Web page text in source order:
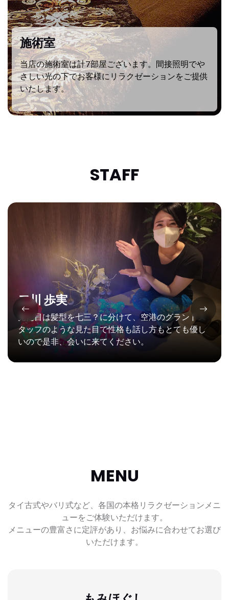
7部屋ございます。間接照明でや
客様にリラクゼーションをご提供
店内の様子
内装はアジアンテ
落ち着いた雰囲気
STAFF
実
型を七三？に分けて、空港のグランドス
うな見た目で性格も話し方もとても優し
、会いに来てください。
松本
笑顔で
MENU
タイ古式やバリ式など、各国の本格リラクゼーションメニ
ューをご体験いただけます。
メニューの豊富さに定評があり、お悩みに合わせてお選び
いただけます。